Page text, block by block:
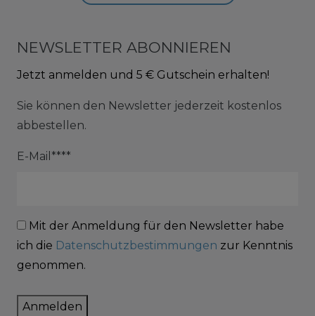
NEWSLETTER ABONNIEREN
Jetzt anmelden und 5 € Gutschein erhalten!
Sie können den Newsletter jederzeit kostenlos
abbestellen.
E-Mail****
Mit der Anmeldung für den Newsletter habe
ich die Datenschutzbestimmungen zur Kenntnis
genommen.
Anmelden